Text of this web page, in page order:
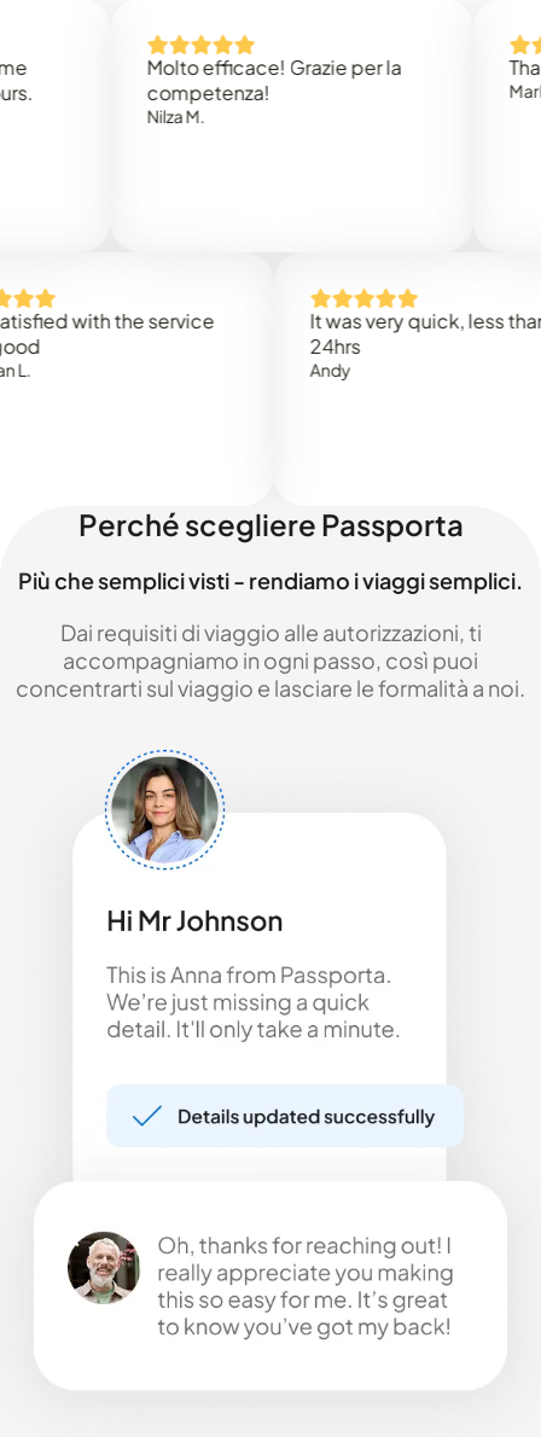
Molto efficace! Grazie per la
competenza!
Nilza M.
Thank
Mark N.
with the service
It was very quick, less than
Perché scegliere Passporta
Più che semplici visti - rendiamo i viaggi semplici.
Dai requisiti di viaggio alle autorizzazioni, ti
accompagniamo in ogni passo, così puoi
concentrarti sul viaggio e lasciare le formalità a noi.